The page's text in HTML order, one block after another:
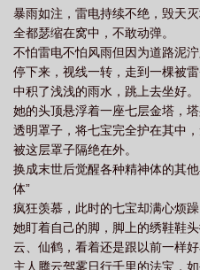
暴雨如注，雷电持续不绝，毁天
全都瑟缩在窝中，不敢动弹。
不怕雷电不怕风雨但因为道路泥
停下来，视线一转，走到一棵被
中积了浅浅的雨水，跳上去坐好。
她的头顶悬浮着一座七层金塔，
透明罩子，将七宝完全护在其中
被这层罩子隔绝在外。
换成末世后觉醒各种精神体的其
体”
疯狂羡慕，此时的七宝却满心烦躁
她盯着自己的脚，脚上的绣鞋鞋
云、仙鹤，看着还是跟以前一样
主人腾云驾雾日行千里的法宝，